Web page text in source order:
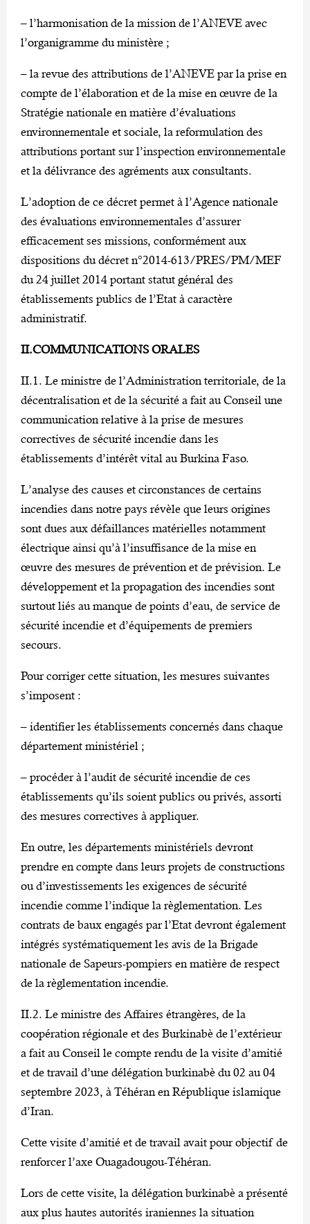
– l’harmonisation de la mission de l’ANEVE avec
l’organigramme du ministère ;
– la revue des attributions de l’ANEVE par la prise en
compte de l’élaboration et de la mise en œuvre de la
Stratégie nationale en matière d’évaluations
environnementale et sociale, la reformulation des
attributions portant sur l’inspection environnementale
et la délivrance des agréments aux consultants.
L’adoption de ce décret permet à l’Agence nationale
des évaluations environnementales d’assurer
efficacement ses missions, conformément aux
dispositions du décret n°2014-613/PRES/PM/MEF
du 24 juillet 2014 portant statut général des
établissements publics de l’Etat à caractère
administratif.
II.COMMUNICATIONS ORALES
II.1. Le ministre de l’Administration territoriale, de la
décentralisation et de la sécurité a fait au Conseil une
communication relative à la prise de mesures
correctives de sécurité incendie dans les
établissements d’intérêt vital au Burkina Faso.
L’analyse des causes et circonstances de certains
incendies dans notre pays révèle que leurs origines
sont dues aux défaillances matérielles notamment
électrique ainsi qu’à l’insuffisance de la mise en
œuvre des mesures de prévention et de prévision. Le
développement et la propagation des incendies sont
surtout liés au manque de points d’eau, de service de
sécurité incendie et d’équipements de premiers
secours.
Pour corriger cette situation, les mesures suivantes
s’imposent :
– identifier les établissements concernés dans chaque
département ministériel ;
– procéder à l’audit de sécurité incendie de ces
établissements qu’ils soient publics ou privés, assorti
des mesures correctives à appliquer.
En outre, les départements ministériels devront
prendre en compte dans leurs projets de constructions
ou d’investissements les exigences de sécurité
incendie comme l’indique la règlementation. Les
contrats de baux engagés par l’Etat devront également
intégrés systématiquement les avis de la Brigade
nationale de Sapeurs-pompiers en matière de respect
de la règlementation incendie.
II.2. Le ministre des Affaires étrangères, de la
coopération régionale et des Burkinabè de l’extérieur
a fait au Conseil le compte rendu de la visite d’amitié
et de travail d’une délégation burkinabè du 02 au 04
septembre 2023, à Téhéran en République islamique
d’Iran.
Cette visite d’amitié et de travail avait pour objectif de
renforcer l’axe Ouagadougou-Téhéran.
Lors de cette visite, la délégation burkinabè a présenté
aux plus hautes autorités iraniennes la situation